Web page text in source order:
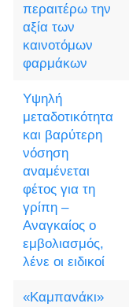
περαιτέρω την
αξία των
καινοτόμων
φαρμάκων
Υψηλή
μεταδοτικότητα
και βαρύτερη
νόσηση
αναμένεται
φέτος για τη
γρίπη –
Αναγκαίος ο
εμβολιασμός,
λένε οι ειδικοί
«Καμπανάκι»